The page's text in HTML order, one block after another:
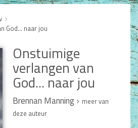
God... naar jou
Onstuimige
verlangen van
God... naar jou
Brennan Manning
meer van
deze auteur